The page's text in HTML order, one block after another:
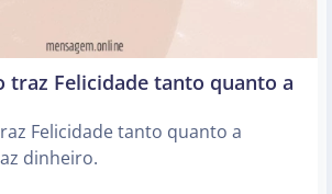
traz Felicidade tanto quanto a
Felicidade tanto quanto a
dinheiro.